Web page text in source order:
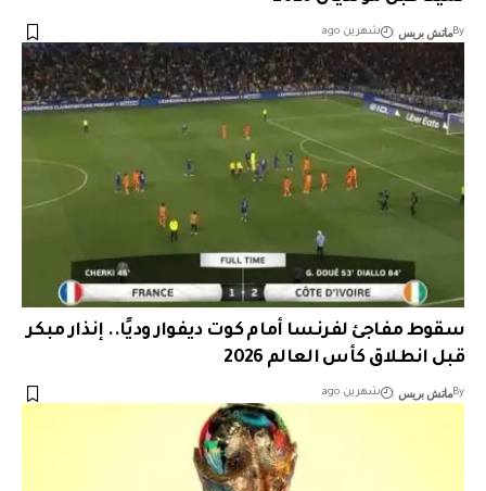
Byماتش بريس شهرين ago
سقوط مفاجئ لفرنسا أمام كوت ديفوار وديًا.. إنذار مبكر
قبل انطلاق كأس العالم 2026
Byماتش بريس شهرين ago